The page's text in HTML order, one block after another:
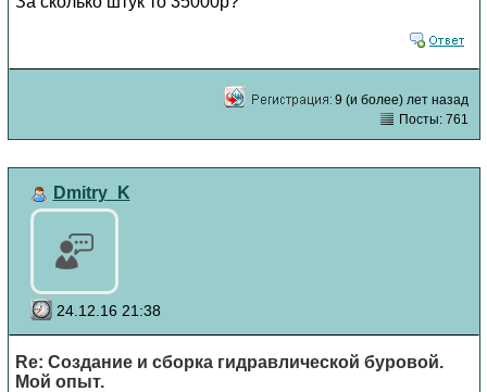
9 (и более) лет назад
Посты: 761
Dmitry_K
24.12.16 21:38
Re: Создание и сборка гидравлической буровой.
Мой опыт.